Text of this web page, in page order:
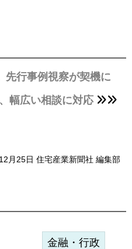
先行事例視察が契機に
幅広い相談に対応
月25日 住宅産業新聞社 編集部
金融・行政